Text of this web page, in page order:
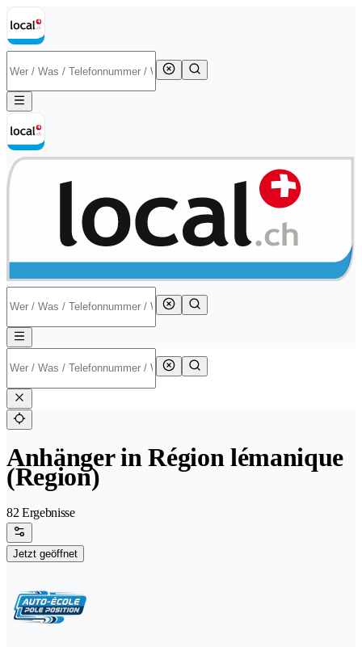
Anhänger in Région lémanique
(Region)
82 Ergebnisse
Jetzt geöffnet